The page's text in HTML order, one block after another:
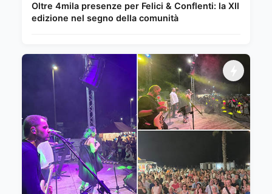
Oltre 4mila presenze per Felici & Conflenti: la XII
edizione nel segno della comunità